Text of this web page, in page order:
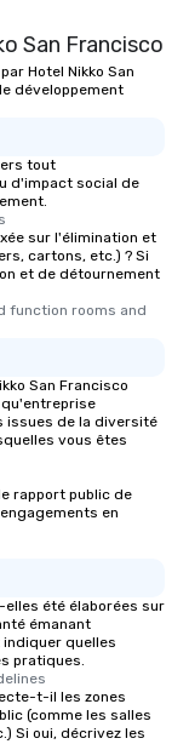
San Francisco
Hotel Nikko San
développement
tout
d'impact social de
sur l'élimination et
cartons, etc.) ? Si
et de détournement
function rooms and
San Francisco
issues de la diversité
vous êtes
rapport public de
en
elles été élaborées sur
émanant
indiquer quelles
pratiques.
t-il les zones
(comme les salles
Si oui, décrivez les